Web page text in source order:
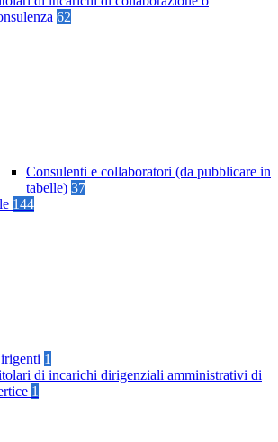
62
Consulenti e collaboratori (da pubblicare in
tabelle) 37
144
1
di incarichi dirigenziali amministrativi di
1